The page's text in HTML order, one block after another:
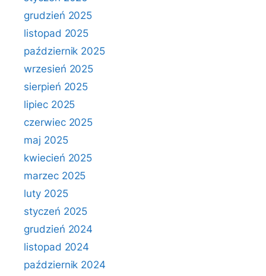
grudzień 2025
listopad 2025
październik 2025
wrzesień 2025
sierpień 2025
lipiec 2025
czerwiec 2025
maj 2025
kwiecień 2025
marzec 2025
luty 2025
styczeń 2025
grudzień 2024
listopad 2024
październik 2024